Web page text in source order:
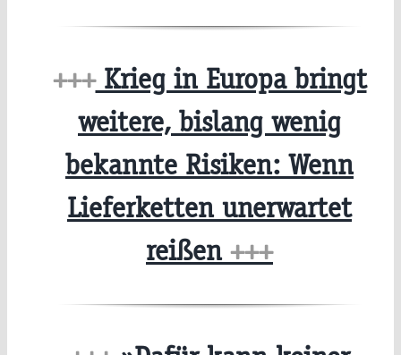
+++Krieg in Europa bringt
weitere, bislang wenig
bekannte Risiken: Wenn
Lieferketten unerwartet
reißen +++